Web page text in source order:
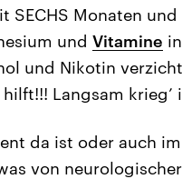
SECHS Monaten
und Vitamine
und Nikotin
Langsam krieg’
da ist oder auch
von